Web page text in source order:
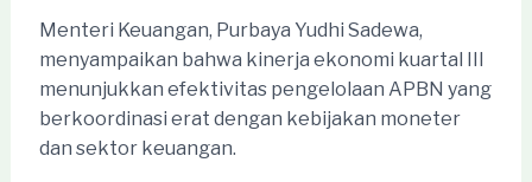
Menteri Keuangan, Purbaya Yudhi Sadewa,
menyampaikan bahwa kinerja ekonomi kuartal III
menunjukkan efektivitas pengelolaan APBN yang
berkoordinasi erat dengan kebijakan moneter
dan sektor keuangan.